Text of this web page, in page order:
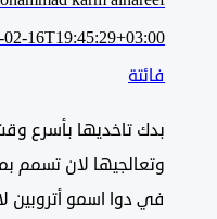
2024-02-16T19:45:29+03:00
بدك تاخديها بأسرع وقت ع
وتعالجيها لان تسمم
في دوا اسمو أتروبين لازم